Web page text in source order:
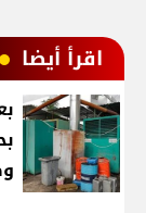
اقرأ أيضا